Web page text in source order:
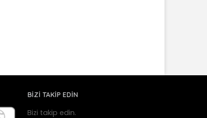
BİZİ TAKİP EDİN
Bizi takip edin.